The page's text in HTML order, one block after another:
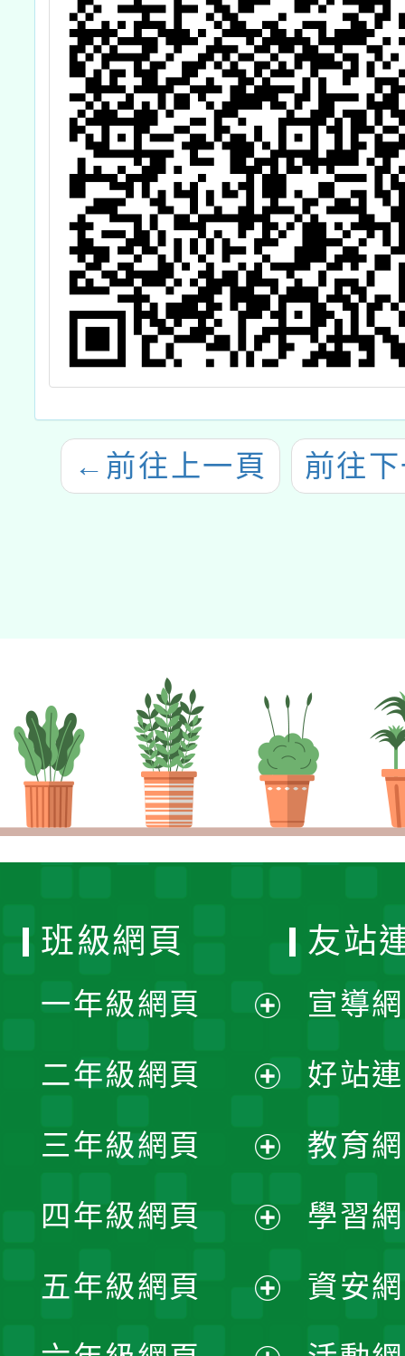
← 前往上一頁 前往
班級網頁
一年級網頁
開
選
單
二年級網頁
開
選
單
三年級網頁
開
選
單
四年級網頁
開
五年級網頁
友站
宣導
好站
教育
學習
資安